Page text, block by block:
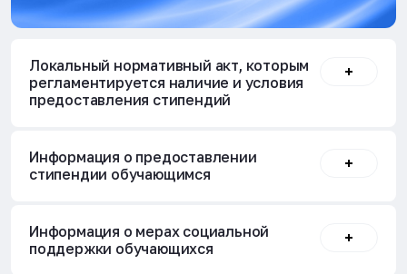
Локальный нормативный акт, которым
регламентируется наличие и условия
предоставления стипендий
Информация о предоставлении
стипендии обучающимся
Информация о мерах социальной
поддержки обучающихся